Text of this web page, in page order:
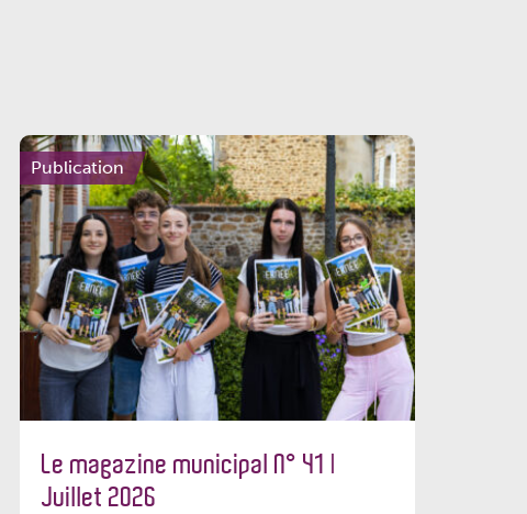
Publication
Le magazine municipal N° 41 |
Juillet 2026